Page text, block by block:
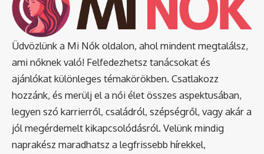
Üdvözlünk a Mi Nők oldalon, ahol mindent megtalálsz,
ami nőknek való! Felfedezhetsz tanácsokat és
ajánlókat különleges témakörökben. Csatlakozz
hozzánk, és merülj el a női élet összes aspektusában,
legyen szó karrierről, családról, szépségről, vagy akár a
jól megérdemelt kikapcsolódásról. Velünk mindig
naprakész maradhatsz a legfrissebb hírekkel,